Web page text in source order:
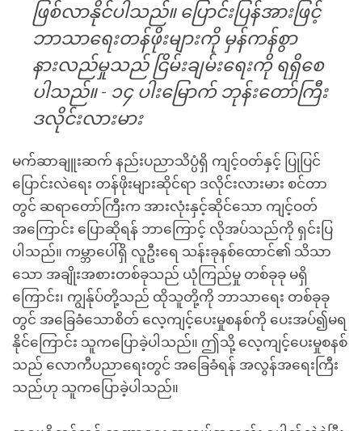
ဖြစ်လာနိုင်ပါသည်။ ပြောင်းပြန်အားဖြင့်
ဘာသာရေးတန်ဖိုးများကို မှန်ကန်စွာ
နားလည်မှုသည် ငြိမ်းချမ်းရေးကို ရရှိစေ
ပါသည်။ - ၁၄ ပါးမြောက် ဘုန်းတော်ကြီး
ဒလိုင်းလားမား
မက်ဆာချူးဆက် နည်းပညာသိပ္ပံရှိ ကျင့်ဝတ်နှင့် ပြုပြင်
ပြောင်းလဲရေး တန်ဖိုးများဆိုင်ရာ ဒလိုင်းလားမား စင်တာ
တွင် ဆရာတော်ကြီးက အားလုံးနှင့်ဆိုင်သော ကျင့်ဝတ်
အကြောင်း ပြောဆိုရန် ဘာကြောင့် လိုအပ်သည်ကို ရှင်းပြ
ပါသည်။ ကမ္ဘာပေါ်ရှိ လူဦးရေ သန်းခုနစ်ထောင်၏ သိသာ
သော အချိုးအစားတစ်ခုသည် ယုံကြည်မှု တစ်ခုခု မရှိ
ကြောင်း၊ ကျွန်ုပ်တို့သည် ထိုသူတို့ကို ဘာသာရေး တစ်ခုခု
တွင် အခြေခံသောစိတ် လေ့ကျင့်ပေးမှုစနစ်ကို ပေးအပ်၍မရ
နိုင်ကြောင်း သူကပြောခဲ့ပါသည်။ ဤသို့ လေ့ကျင့်ပေးမှုစနစ်
သည် လောကီပညာရေးတွင် အခြေခံရန် အလွန်အရေးကြီး
သည်ဟု သူကပြောခဲ့ပါသည်။